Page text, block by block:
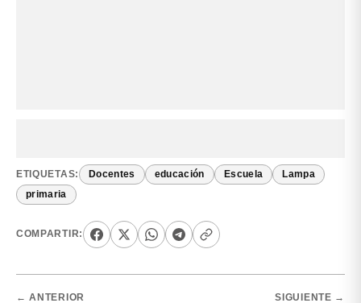
ETIQUETAS: Docentes educación Escuela Lampa
primaria
COMPARTIR:
← ANTERIOR SIGUIENTE →